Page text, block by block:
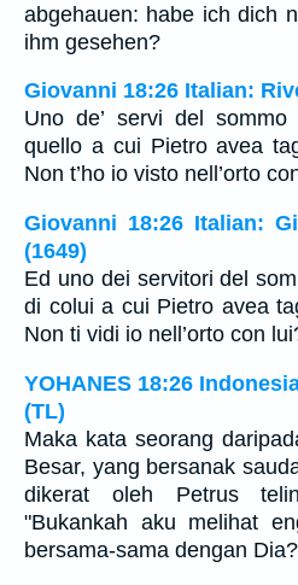
abgehauen: habe ich dich
ihm gesehen?
Giovanni 18:26 Italian:
Uno de’ servi del
quello a cui Pietro avea
Non t’ho io visto nell’orto
Giovanni 18:26 Italian:
(1649)
Ed uno dei servitori del
di colui a cui Pietro avea
Non ti vidi io nell’orto con
YOHANES 18:26
(TL)
Maka kata seorang
Besar, yang bersanak
dikerat oleh Petrus
"Bukankah aku melihat
bersama-sama dengan